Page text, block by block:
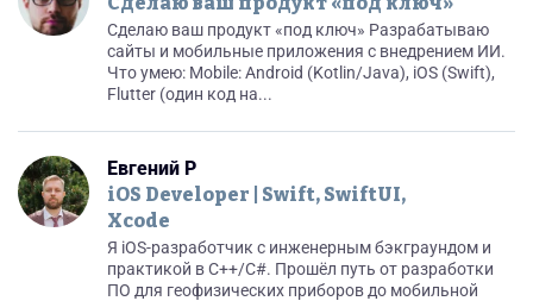
Сделаю ваш продукт «под ключ» Разрабатываю
сайты и мобильные приложения с внедрением ИИ.
Что умею: Mobile: Android (Kotlin/Java), iOS (Swift),
Flutter (один код на...
Евгений Р
iOS Developer | Swift, SwiftUI,
Xcode
Я iOS-разработчик с инженерным бэкграундом и
практикой в C++/C#. Прошёл путь от разработки
ПО для геофизических приборов до мобильной